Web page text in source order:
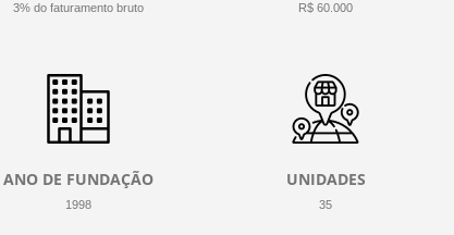
3% do faturamento bruto R$ 60.000
ANO DE FUNDAÇÃO
1998
UNIDADES
35